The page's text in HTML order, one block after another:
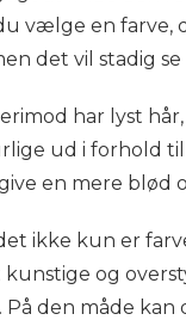
vælge en farve,
det vil stadig
har lyst
ud i forhold
en mere blød
ikke kun er
kunstige og
den måde kan